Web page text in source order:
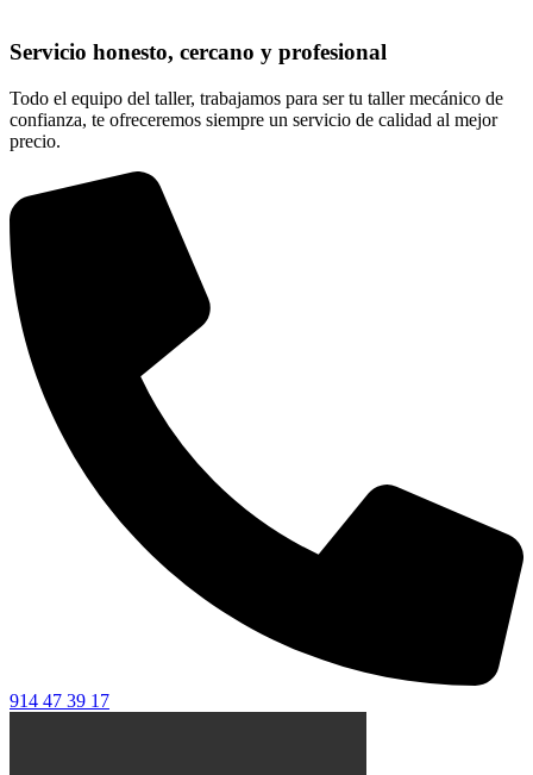
Servicio honesto, cercano y profesional
Todo el equipo del taller, trabajamos para ser tu taller mecánico de
confianza, te ofreceremos siempre un servicio de calidad al mejor
precio.
914 47 39 17